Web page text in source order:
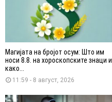
Магијата на бројот осум: Што им
носи 8.8. на хороскопските знаци и
како...
11:59 - 8 август, 2026